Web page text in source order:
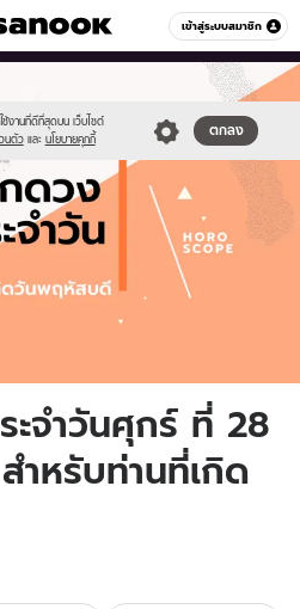
เข้าสู่ระบบสมาชิก
หมวดอื่นๆ
ช้งานที่ดีที่สุดบน เว็บไซต์
นตัว และ นโยบายคุกกี้
ตกลง
ะจำวันศุกร์ ที่ 28
ำหรับท่านที่เกิด